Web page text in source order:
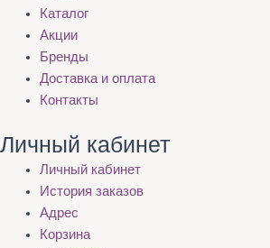
Каталог
Акции
Бренды
Доставка и оплата
Контакты
Личный кабинет
Личный кабинет
История заказов
Адрес
Корзина